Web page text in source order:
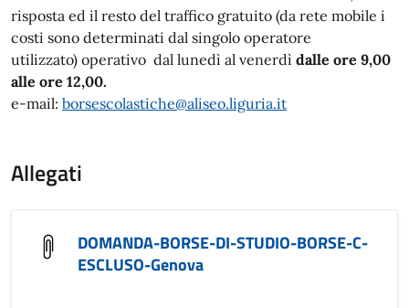
risposta ed il resto del traffico gratuito (da rete mobile i
costi sono determinati dal singolo operatore
utilizzato) operativo dal lunedì al venerdì dalle ore 9,00
alle ore 12,00.
e-mail: borsescolastiche@aliseo.liguria.it
Allegati
DOMANDA-BORSE-DI-STUDIO-BORSE-C-
ESCLUSO-Genova